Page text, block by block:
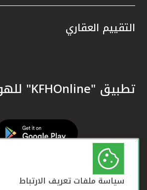
التقييم العقاري
تطبيق "KFHOnline" للهواتف الذكية
سياسة ملفات تعريف الارتباط